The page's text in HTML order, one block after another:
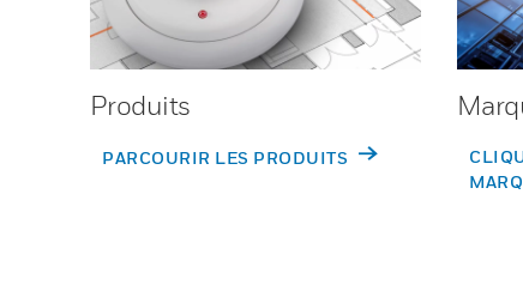
Produits
PARCOURIR LES PRODUITS